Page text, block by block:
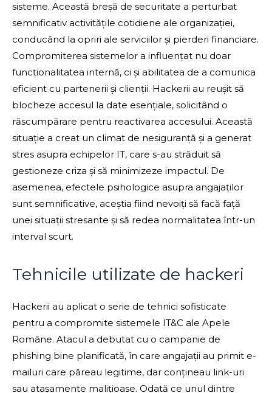
sisteme. Această breșă de securitate a perturbat
semnificativ activitățile cotidiene ale organizației,
conducând la opriri ale serviciilor și pierderi financiare.
Compromiterea sistemelor a influențat nu doar
funcționalitatea internă, ci și abilitatea de a comunica
eficient cu partenerii și clienții. Hackerii au reușit să
blocheze accesul la date esențiale, solicitând o
răscumpărare pentru reactivarea accesului. Această
situație a creat un climat de nesiguranță și a generat
stres asupra echipelor IT, care s-au străduit să
gestioneze criza și să minimizeze impactul. De
asemenea, efectele psihologice asupra angajaților
sunt semnificative, aceștia fiind nevoiți să facă față
unei situații stresante și să redea normalitatea într-un
interval scurt.
Tehnicile utilizate de hackeri
Hackerii au aplicat o serie de tehnici sofisticate
pentru a compromite sistemele IT&C ale Apele
Române. Atacul a debutat cu o campanie de
phishing bine planificată, în care angajații au primit e-
mailuri care păreau legitime, dar conțineau link-uri
sau atașamente malițioase. Odată ce unul dintre